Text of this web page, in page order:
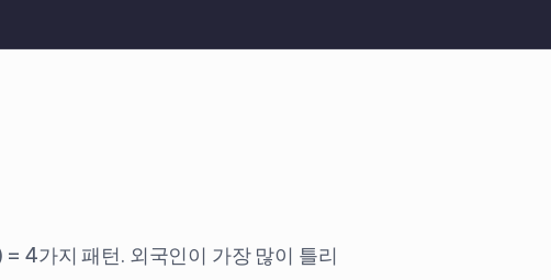
4가지 패턴. 외국인이 가장 많이 틀리